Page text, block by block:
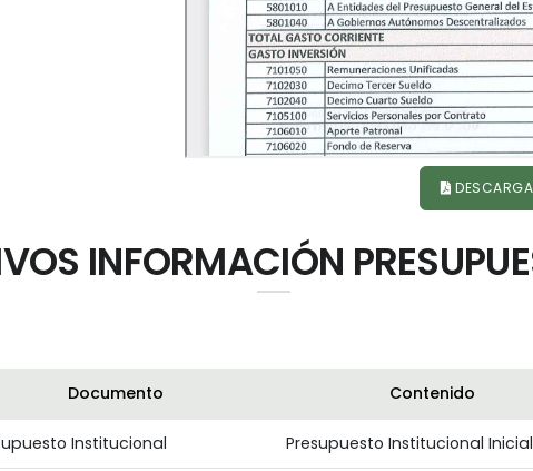
INFORMACIÓN
Documento Contenido
Institucional Presupuesto Institucional Inicial